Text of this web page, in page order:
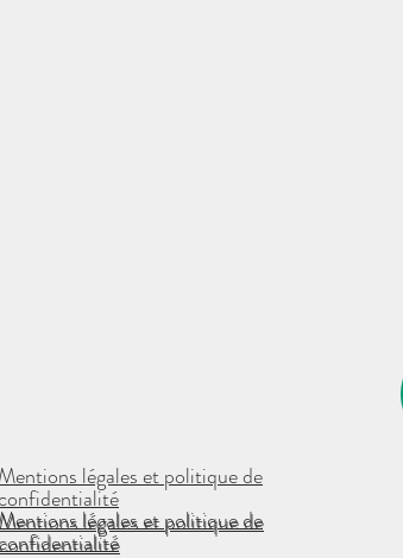
Mentions légales et politique de
Mentions légales et politique de
Mentions légales et politique de
confidentialité